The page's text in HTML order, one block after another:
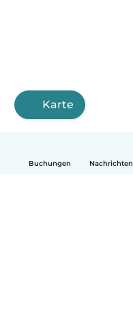
Buchungen Nachrichten
Karte